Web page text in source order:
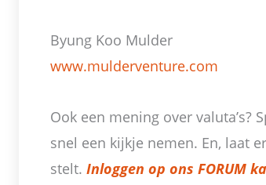
Byung Koo Mulder
www.mulderventure.com
Ook een mening over valuta’s?
snel een kijkje nemen. En, laat
stelt. Inloggen op ons FORUM